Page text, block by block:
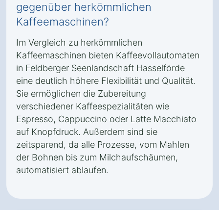
gegenüber herkömmlichen
Kaffeemaschinen?
Im Vergleich zu herkömmlichen
Kaffeemaschinen bieten Kaffeevollautomaten
in Feldberger Seenlandschaft Hasselförde
eine deutlich höhere Flexibilität und Qualität.
Sie ermöglichen die Zubereitung
verschiedener Kaffeespezialitäten wie
Espresso, Cappuccino oder Latte Macchiato
auf Knopfdruck. Außerdem sind sie
zeitsparend, da alle Prozesse, vom Mahlen
der Bohnen bis zum Milchaufschäumen,
automatisiert ablaufen.